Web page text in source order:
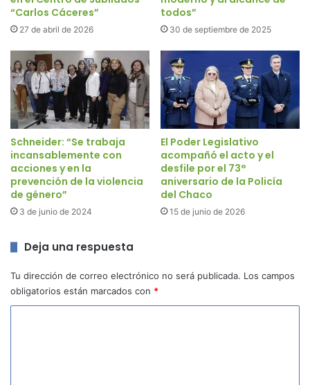
“Carlos Cáceres”
27 de abril de 2026
todos”
30 de septiembre de 2025
Schneider: “Se trabaja
incansablemente con
acciones y en la
prevención de la violencia
de género”
3 de junio de 2024
El Poder Legislativo
acompañó el acto y el
desfile por el 73°
aniversario de la Policía
del Chaco
15 de junio de 2026
Deja una respuesta
Tu dirección de correo electrónico no será publicada. Los campos
obligatorios están marcados con *